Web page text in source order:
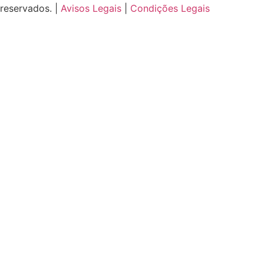
reservados. | Avisos Legais Condições Legais